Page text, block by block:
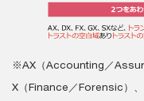
※AX（Accounting／
X（Finance／Forensic）